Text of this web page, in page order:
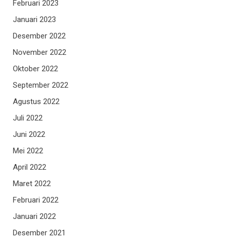
Februari 2023
Januari 2023
Desember 2022
November 2022
Oktober 2022
September 2022
Agustus 2022
Juli 2022
Juni 2022
Mei 2022
April 2022
Maret 2022
Februari 2022
Januari 2022
Desember 2021